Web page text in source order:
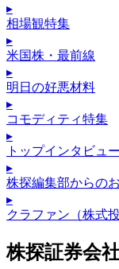
▸
相場観特集
▸
米国株・最前線
▸
明日の好悪材料
▸
コモディティ特集
▸
トップインタビュー
▸
株探編集部からの
▸
クラファン（株式
株探証券会